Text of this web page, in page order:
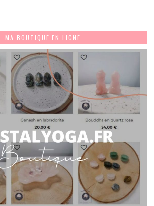
MA BOUTIQUE EN LIGNE